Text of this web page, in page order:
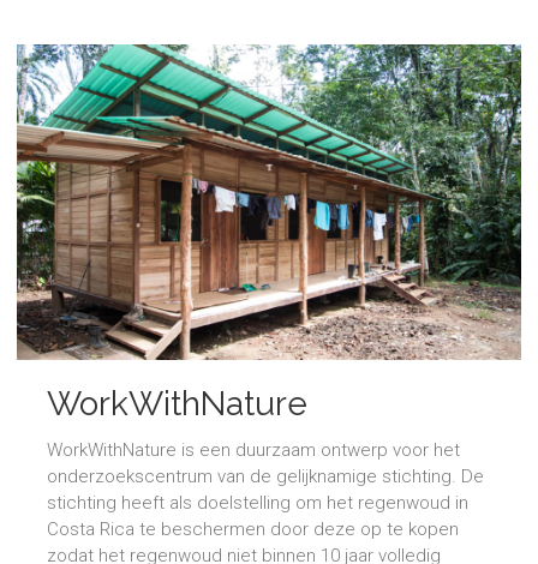
WorkWithNature
WorkWithNature is een duurzaam ontwerp voor het
onderzoekscentrum van de gelijknamige stichting. De
stichting heeft als doelstelling om het regenwoud in
Costa Rica te beschermen door deze op te kopen
zodat het regenwoud niet binnen 10 jaar volledig